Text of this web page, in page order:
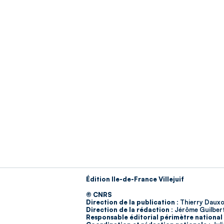
Édition Ile-de-France Villejuif
© CNRS
Direction de la publication : Thierry
Direction de la rédaction : Jérôme
Responsable éditorial périmètre national